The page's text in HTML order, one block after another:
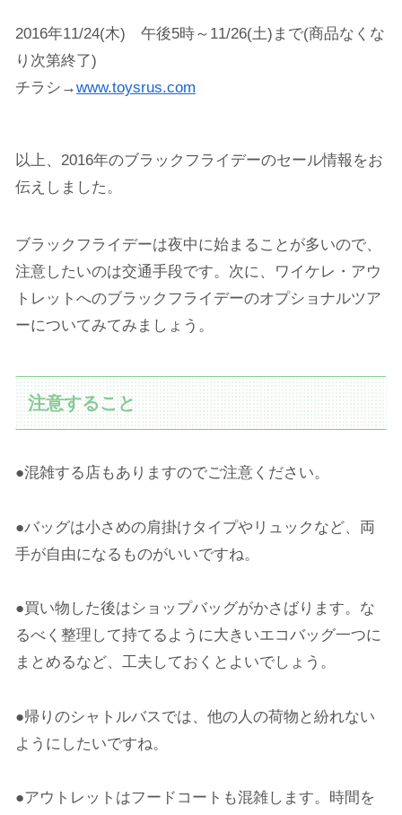
2016年11/24(木) 午後5時～11/26(土)まで(商品なくな
り次第終了)
チラシ→www.toysrus.com
以上、2016年のブラックフライデーのセール情報をお
伝えしました。
ブラックフライデーは夜中に始まることが多いので、
注意したいのは交通手段です。次に、ワイケレ・アウ
トレットへのブラックフライデーのオプショナルツア
ーについてみてみましょう。
注意すること
●混雑する店もありますのでご注意ください。
●バッグは小さめの肩掛けタイプやリュックなど、両
手が自由になるものがいいですね。
●買い物した後はショップバッグがかさばります。な
るべく整理して持てるように大きいエコバッグ一つに
まとめるなど、工夫しておくとよいでしょう。
●帰りのシャトルバスでは、他の人の荷物と紛れない
ようにしたいですね。
●アウトレットはフードコートも混雑します。時間を